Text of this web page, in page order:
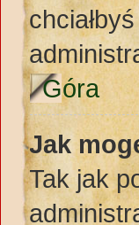
Góra
Jak
Tak jak